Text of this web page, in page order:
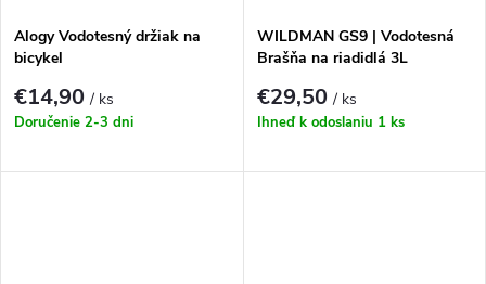
Alogy Vodotesný držiak na
bicykel
€14,90/ ks
Doručenie 2-3 dni
WILDMAN GS9 | Vodotesná
Brašňa na riadidlá 3L
€29,50/ ks
Ihneď k odoslaniu 1 ks